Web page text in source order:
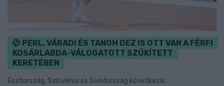
PERL, VÁRADI ÉS TANOH DEZ IS OTT VAN A FÉRFI
KOSÁRLABDA-VÁLOGATOTT SZŰKÍTETT
KERETÉBEN
Észtország, Szlovénia és Svédország következik.